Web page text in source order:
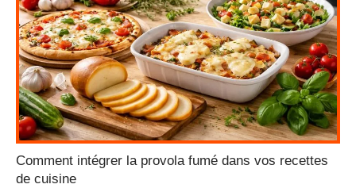
Comment intégrer la provola fumé dans vos recettes
de cuisine